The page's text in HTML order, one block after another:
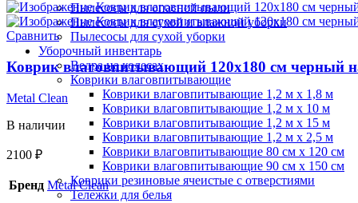
Пылесосы для опасной пыли
Пылесосы для сухой и влажной уборки
Пылесосы для сухой уборки
Уборочный инвентарь
Ведра на колесах
Коврики влаговпитывающие
Коврики влаговпитывающие 1,2 м х 1,8 м
Коврики влаговпитывающие 1,2 м х 10 м
Коврики влаговпитывающие 1,2 м х 15 м
Коврики влаговпитывающие 1,2 м х 2,5 м
Коврики влаговпитывающие 80 см х 120 см
Коврики влаговпитывающие 90 см х 150 см
Коврики резиновые ячеистые с отверстиями
Тележки для белья
Сравнить
Коврик влаговпитывающий 120х180 см черный
Metal Clean
В наличии
2100 ₽
Бренд Metal Clean